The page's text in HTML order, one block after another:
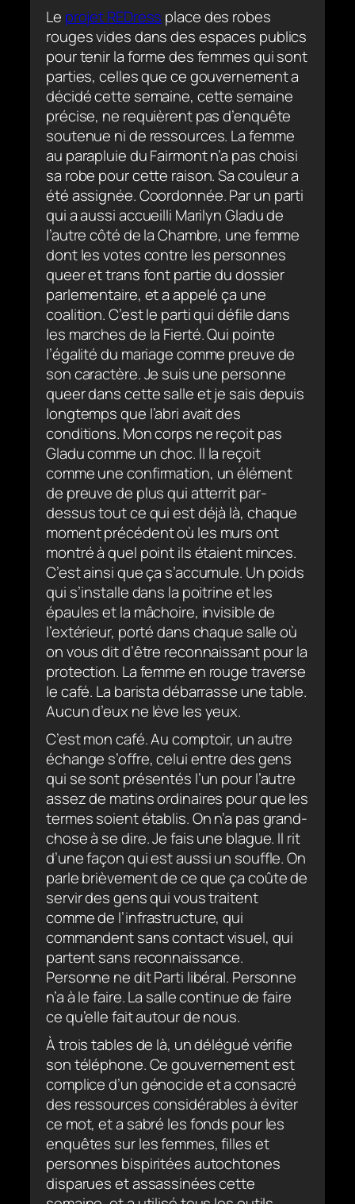
Le projet REDress place des robes
rouges vides dans des espaces publics
pour tenir la forme des femmes qui sont
parties, celles que ce gouvernement a
décidé cette semaine, cette semaine
précise, ne requièrent pas d’enquête
soutenue ni de ressources. La femme
au parapluie du Fairmont n’a pas choisi
sa robe pour cette raison. Sa couleur a
été assignée. Coordonnée. Par un parti
qui a aussi accueilli Marilyn Gladu de
l’autre côté de la Chambre, une femme
dont les votes contre les personnes
queer et trans font partie du dossier
parlementaire, et a appelé ça une
coalition. C’est le parti qui défile dans
les marches de la Fierté. Qui pointe
l’égalité du mariage comme preuve de
son caractère. Je suis une personne
queer dans cette salle et je sais depuis
longtemps que l’abri avait des
conditions. Mon corps ne reçoit pas
Gladu comme un choc. Il la reçoit
comme une confirmation, un élément
de preuve de plus qui atterrit par-
dessus tout ce qui est déjà là, chaque
moment précédent où les murs ont
montré à quel point ils étaient minces.
C’est ainsi que ça s’accumule. Un poids
qui s’installe dans la poitrine et les
épaules et la mâchoire, invisible de
l’extérieur, porté dans chaque salle où
on vous dit d’être reconnaissant pour la
protection. La femme en rouge traverse
le café. La barista débarrasse une table.
Aucun d’eux ne lève les yeux.
C’est mon café. Au comptoir, un autre
échange s’offre, celui entre des gens
qui se sont présentés l’un pour l’autre
assez de matins ordinaires pour que les
termes soient établis. On n’a pas grand-
chose à se dire. Je fais une blague. Il rit
d’une façon qui est aussi un souffle. On
parle brièvement de ce que ça coûte de
servir des gens qui vous traitent
comme de l’infrastructure, qui
commandent sans contact visuel, qui
partent sans reconnaissance.
Personne ne dit Parti libéral. Personne
n’a à le faire. La salle continue de faire
ce qu’elle fait autour de nous.
À trois tables de là, un délégué vérifie
son téléphone. Ce gouvernement est
complice d’un génocide et a consacré
des ressources considérables à éviter
ce mot, et a sabré les fonds pour les
enquêtes sur les femmes, filles et
personnes bispiritées autochtones
disparues et assassinées cette